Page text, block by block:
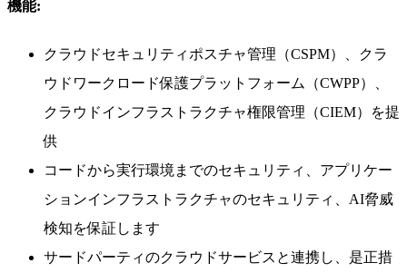
機能:
クラウドセキュリティポスチャ管理（CSPM）、クラ
ウドワークロード保護プラットフォーム（CWPP）、
クラウドインフラストラクチャ権限管理（CIEM）を提
供
コードから実行環境までのセキュリティ、アプリケー
ションインフラストラクチャのセキュリティ、AI脅威
検知を保証します
サードパーティのクラウドサービスと連携し、是正措